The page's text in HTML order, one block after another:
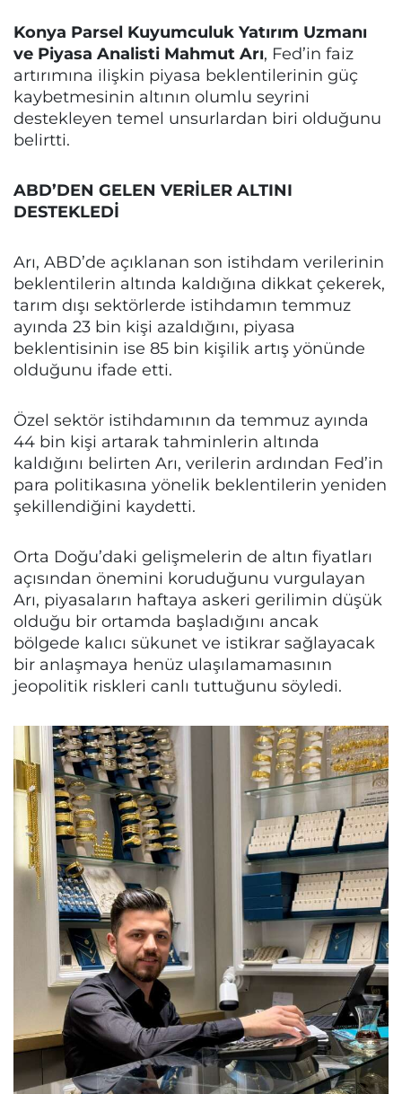
Konya Parsel Kuyumculuk Yatırım Uzmanı
ve Piyasa Analisti Mahmut Arı, Fed’in faiz
artırımına ilişkin piyasa beklentilerinin güç
kaybetmesinin altının olumlu seyrini
destekleyen temel unsurlardan biri olduğunu
belirtti.
ABD’DEN GELEN VERİLER ALTINI
DESTEKLEDİ
Arı, ABD’de açıklanan son istihdam verilerinin
beklentilerin altında kaldığına dikkat çekerek,
tarım dışı sektörlerde istihdamın temmuz
ayında 23 bin kişi azaldığını, piyasa
beklentisinin ise 85 bin kişilik artış yönünde
olduğunu ifade etti.
Özel sektör istihdamının da temmuz ayında
44 bin kişi artarak tahminlerin altında
kaldığını belirten Arı, verilerin ardından Fed’in
para politikasına yönelik beklentilerin yeniden
şekillendiğini kaydetti.
Orta Doğu’daki gelişmelerin de altın fiyatları
açısından önemini koruduğunu vurgulayan
Arı, piyasaların haftaya askeri gerilimin düşük
olduğu bir ortamda başladığını ancak
bölgede kalıcı sükunet ve istikrar sağlayacak
bir anlaşmaya henüz ulaşılamamasının
jeopolitik riskleri canlı tuttuğunu söyledi.